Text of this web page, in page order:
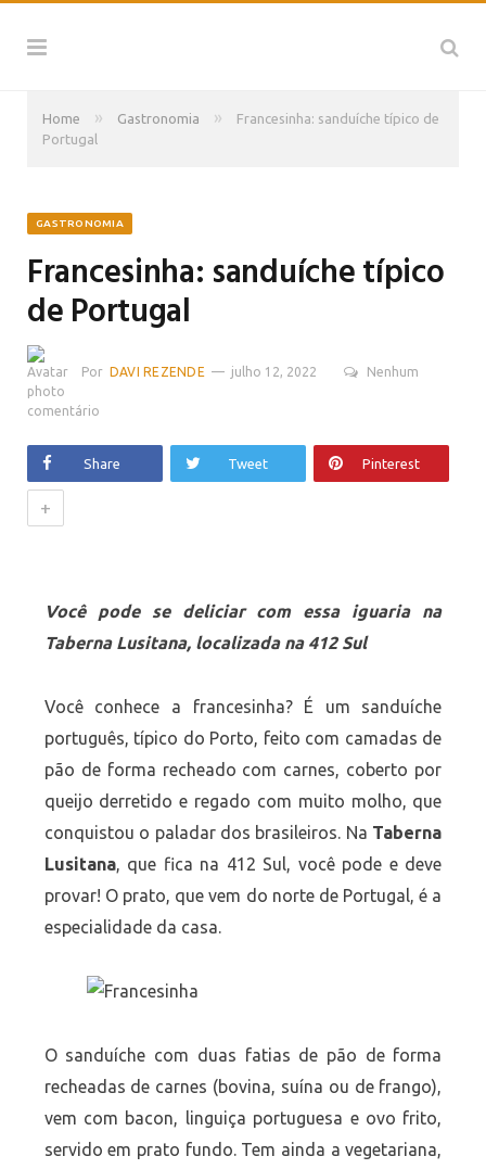
Home » Gastronomia »
Francesinha: sanduíche típico de
Portugal
GASTRONOMIA
Francesinha: sanduíche típico
de Portugal
Por DAVI REZENDE julho 12, 2022 Nenhum
comentário
Share Tweet Pinterest
+
Você pode se deliciar com essa iguaria na
Taberna Lusitana, localizada na 412 Sul
Você conhece a francesinha? É um sanduíche
português, típico do Porto, feito com camadas de
pão de forma recheado com carnes, coberto por
queijo derretido e regado com muito molho, que
conquistou o paladar dos brasileiros. Na Taberna
Lusitana, que fica na 412 Sul, você pode e deve
provar! O prato, que vem do norte de Portugal, é a
especialidade da casa.
O sanduíche com duas fatias de pão de forma
recheadas de carnes (bovina, suína ou de frango),
vem com bacon, linguiça portuguesa e ovo frito,
servido em prato fundo. Tem ainda a vegetariana,